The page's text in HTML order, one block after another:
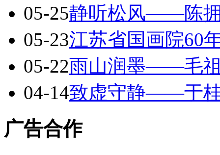
05-25静听松风——陈
05-23江苏省国画院60
05-22雨山润墨——毛
04-14致虚守静——于
广告合作